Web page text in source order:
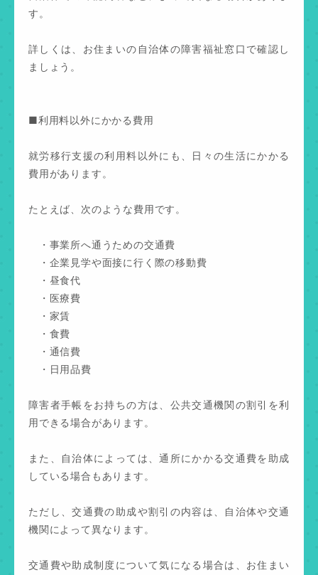
す。
詳しくは、お住まいの自治体の障害福祉窓口で確認し
ましょう。
■利用料以外にかかる費用
就労移行支援の利用料以外にも、日々の生活にかかる
費用があります。
たとえば、次のような費用です。
・事業所へ通うための交通費
・企業見学や面接に行く際の移動費
・昼食代
・医療費
・家賃
・食費
・通信費
・日用品費
障害者手帳をお持ちの方は、公共交通機関の割引を利
用できる場合があります。
また、自治体によっては、通所にかかる交通費を助成
している場合もあります。
ただし、交通費の助成や割引の内容は、自治体や交通
機関によって異なります。
交通費や助成制度について気になる場合は、お住まい